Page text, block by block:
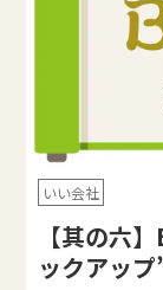
いい会社
【其の六
ックアップ